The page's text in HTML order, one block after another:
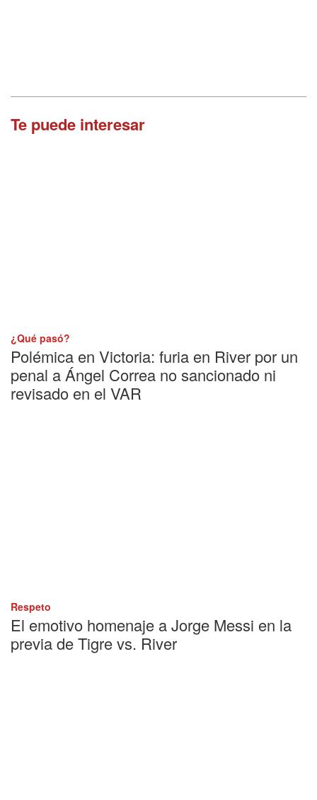
Te puede interesar
¿Qué pasó?
Polémica en Victoria: furia en River por un
penal a Ángel Correa no sancionado ni
revisado en el VAR
Respeto
El emotivo homenaje a Jorge Messi en la
previa de Tigre vs. River